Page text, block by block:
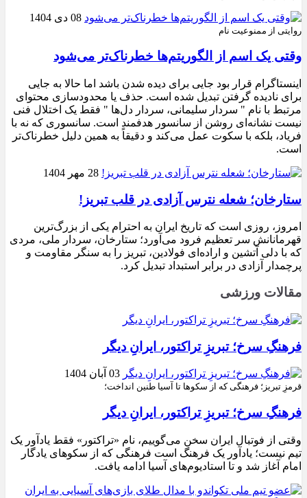
08 دی 1404
روایتی از ممنوعیت نام
وقتی یک اسم از الگوریتم‌ها خطرناک‌تر می‌شود
اینستاگرام قرار بود جایی برای دیده شدن باشد اما حالا به جایی
برای نادیده گرفتن تبدیل شده است. حذف یا محدودسازی محتوای
مرتبط با نام " سردار سلیمانی، سردار دل‌ها " فقط یک اختلال فنی
نیست نشانه‌ای روشن از سانسور هدفمند است. سانسوری که نه با
فریاد، بلکه با سکوت عمل می‌کند و دقیقاً به همین دلیل خطرناک‌تر
است.
28 مهر 1404
ستارخان؛ شعله نترس آزادی در قلب تبریز!
امروز، روزی است که تاریخ ایران به احترام یکی از بزرگ‌ترین
قهرمانانش سر تعظیم فرود می‌آورد؛ ستارخان، سردار ملی، مردی
که با دلی آتشین و اراده‌ای فولادین، تبریز را به سنگر مقاومت و
پرچمدار آزادی در برابر استبداد تبدیل کرد.
مقالات ورزشی
فرهنگِ سرخ؛ تبریزِ تراکتور، ایرانِ دیگر
03 آبان 1404
قرمزِ تبریز؛ فرهنگی که از سکوها تا آسیا طنین انداخت؛
فرهنگِ سرخ؛ تبریزِ تراکتور، ایرانِ دیگر
وقتی از فوتبال ایران سخن می‌گوییم، نام «تراکتور» فقط یادآور یک
تیم نیست؛ یادآور یک فرهنگ است فرهنگی که از سکوهای یادگار
امام آغاز شد و تا استادیوم‌های آسیا ادامه یافت.